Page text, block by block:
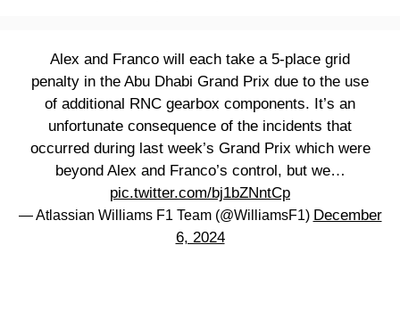
Alex and Franco will each take a 5-place grid
penalty in the Abu Dhabi Grand Prix due to the use
of additional RNC gearbox components. It’s an
unfortunate consequence of the incidents that
occurred during last week’s Grand Prix which were
beyond Alex and Franco’s control, but we…
pic.twitter.com/bj1bZNntCp
— Atlassian Williams F1 Team (@WilliamsF1) December
6, 2024